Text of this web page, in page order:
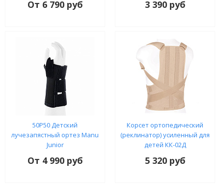
От 6 790 руб 3 390 руб
50P50 Детский
лучезапястный ортез Manu
Junior
От 4 990 руб
Корсет ортопедический
(реклинатор) усиленный для
детей КК-02Д
5 320 руб